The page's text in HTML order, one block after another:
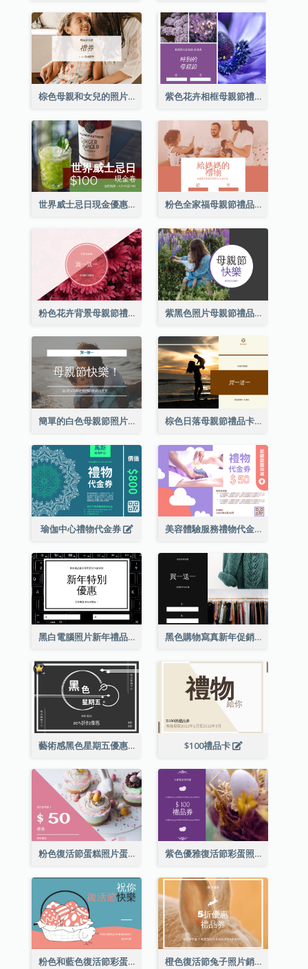
棕色母親和女兒的照片母親節的禮品卡 紫色花卉相框母親節禮品卡
世界威士忌日現金優惠券 粉色全家福母親節禮品卡
粉色花卉背景母親節禮品卡 紫黑色照片母親節禮品卡
簡單的白色母親節照片禮品卡 棕色日落母親節禮品卡
瑜伽中心禮物代金券 美容體驗服務禮物代金券
黑白電腦照片新年禮品卡 黑色購物寫真新年促銷禮品卡
藝術感黑色星期五優惠券 $100禮品卡
粉色復活節蛋糕照片蛋糕店禮品卡 紫色優雅復活節彩蛋照片禮品卡
粉色和藍色復活節彩蛋銷售禮品卡 橙色復活節兔子照片銷售禮品卡